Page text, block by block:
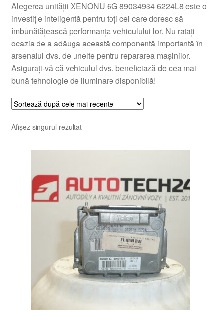
Termeni si conditii
Alegerea unității XENONU 6G 89034934 6224L8 este o
investiție inteligentă pentru toți cei care doresc să
îmbunătățească performanța vehiculului lor. Nu ratați
ocazia de a adăuga această componentă importantă în
arsenalul dvs. de unelte pentru repararea mașinilor.
Asigurați-vă că vehiculul dvs. beneficiază de cea mai
bună tehnologie de iluminare disponibilă!
Afișez singurul rezultat